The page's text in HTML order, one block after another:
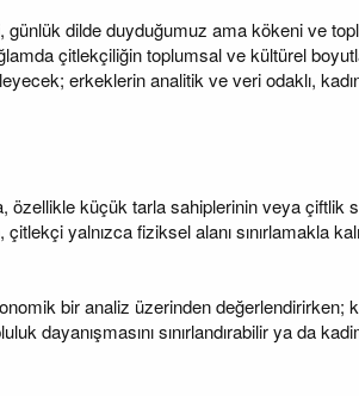
dilde duyduğumuz ama kökeni ve
çitlekçiliğin toplumsal ve kültürel
erkeklerin analitik ve veri odaklı,
küçük tarla sahiplerinin veya çiftlik
yalnızca fiziksel alanı sınırlamakla
bir analiz üzerinden değerlendirirken;
dayanışmasını sınırlandırabilir ya da